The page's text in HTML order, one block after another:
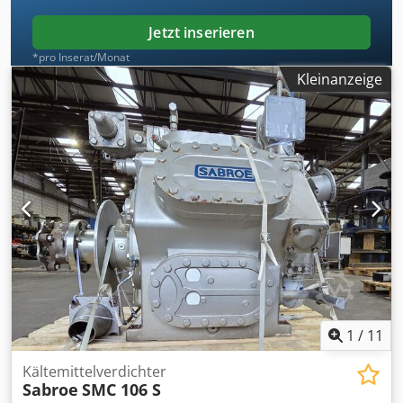
Jetzt inserieren
*pro Inserat/Monat
Kleinanzeige
1 / 11
Kältemittelverdichter
Sabroe SMC 106 S